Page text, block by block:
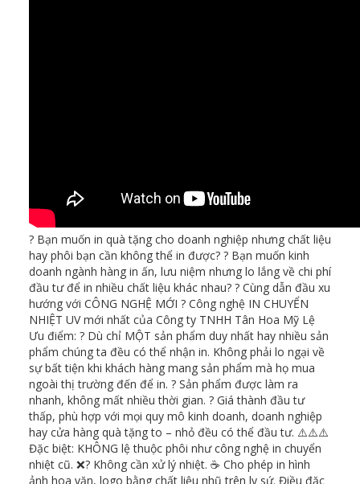
? Bạn muốn in quà tặng cho doanh nghiệp nhưng chất liệu
hay phôi bạn cần không thể in được? ? Bạn muốn kinh
doanh ngành hàng in ấn, lưu niệm nhưng lo lắng về chi phí
đầu tư để in nhiều chất liệu khác nhau? ? Cùng dẫn đầu xu
hướng với CÔNG NGHỆ MỚI ? Công nghệ IN CHUYỂN
NHIỆT UV mới nhất của Công ty TNHH Tân Hoa Mỹ Lệ
Ưu điểm: ? Dù chỉ MỘT sản phẩm duy nhất hay nhiều sản
phẩm chúng ta đều có thể nhận in. Không phải lo ngại về
sự bất tiện khi khách hàng mang sản phẩm mà họ mua
ngoài thị trường đến để in. ? Sản phẩm được làm ra
nhanh, không mất nhiều thời gian. ? Giá thành đầu tư
thấp, phù hợp với mọi quy mô kinh doanh, doanh nghiệp
hay cửa hàng quà tặng to – nhỏ đều có thể đầu tư. ⚠️⚠️⚠️
Đặc biệt: KHÔNG lệ thuộc phôi như công nghệ in chuyển
nhiệt cũ. ❌? Không cần xử lý nhiệt. ☕ Cho phép in hình
ảnh hoa văn, logo bằng chất liệu nhũ trên ly sứ. Điều đặc